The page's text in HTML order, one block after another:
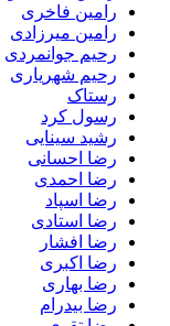
رامین فاخری
رامین میرزادی
رحیم جوانمردی
رحیم شهریاری
رستاک
رسول کرد
رشید سینایی
رضا احسانی
رضا احمدی
رضا اسپاد
رضا استادی
رضا افشار
رضا اکبری
رضا بهاری
رضا بیدرام